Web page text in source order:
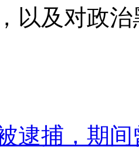
以及对政
逮捕，期